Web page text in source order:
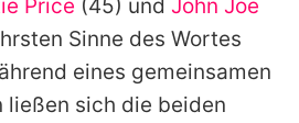
Impressum
Price (45) und John Joe
Sinne des Wortes
eines gemeinsamen
ließen sich die beiden